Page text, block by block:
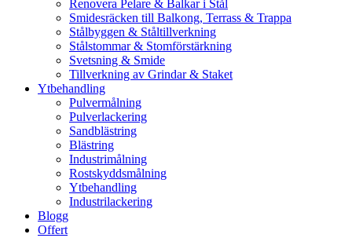
Renovera Pelare & Balkar i Stål
Smidesräcken till Balkong, Terrass & Trappa
Stålbyggen & Ståltillverkning
Stålstommar & Stomförstärkning
Svetsning & Smide
Tillverkning av Grindar & Staket
Ytbehandling
Pulvermålning
Pulverlackering
Sandblästring
Blästring
Industrimålning
Rostskyddsmålning
Ytbehandling
Industrilackering
Blogg
Offert